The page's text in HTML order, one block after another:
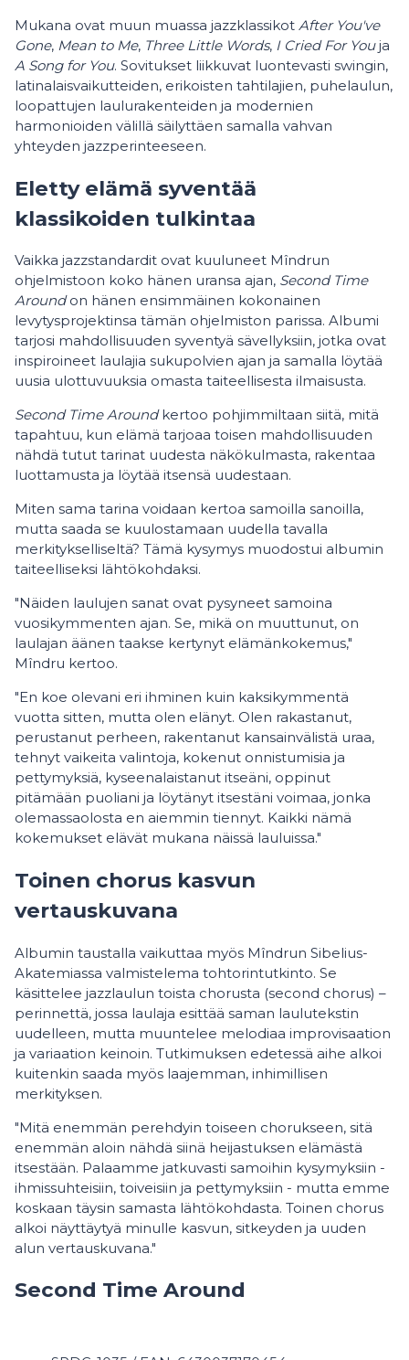
Mukana ovat muun muassa jazzklassikot After You've
Gone, Mean to Me, Three Little Words, I Cried For Youja
A Song for You. Sovitukset liikkuvat luontevasti swingin,
latinalaisvaikutteiden, erikoisten tahtilajien, puhelaulun,
loopattujen laulurakenteiden ja modernien
harmonioiden välillä säilyttäen samalla vahvan
yhteyden jazzperinteeseen.
Eletty elämä syventää
klassikoiden tulkintaa
Vaikka jazzstandardit ovat kuuluneet Mîndrun
ohjelmistoon koko hänen uransa ajan, Second Time
Aroundon hänen ensimmäinen kokonainen
levytysprojektinsa tämän ohjelmiston parissa. Albumi
tarjosi mahdollisuuden syventyä sävellyksiin, jotka ovat
inspiroineet laulajia sukupolvien ajan ja samalla löytää
uusia ulottuvuuksia omasta taiteellisesta ilmaisusta.
Second Time Aroundkertoo pohjimmiltaan siitä, mitä
tapahtuu, kun elämä tarjoaa toisen mahdollisuuden
nähdä tutut tarinat uudesta näkökulmasta, rakentaa
luottamusta ja löytää itsensä uudestaan.
Miten sama tarina voidaan kertoa samoilla sanoilla,
mutta saada se kuulostamaan uudella tavalla
merkitykselliseltä? Tämä kysymys muodostui albumin
taiteelliseksi lähtökohdaksi.
"Näiden laulujen sanat ovat pysyneet samoina
vuosikymmenten ajan. Se, mikä on muuttunut, on
laulajan äänen taakse kertynyt elämänkokemus,"
Mîndru kertoo.
"En koe olevani eri ihminen kuin kaksikymmentä
vuotta sitten, mutta olen elänyt. Olen rakastanut,
perustanut perheen, rakentanut kansainvälistä uraa,
tehnyt vaikeita valintoja, kokenut onnistumisia ja
pettymyksiä, kyseenalaistanut itseäni, oppinut
pitämään puoliani ja löytänyt itsestäni voimaa, jonka
olemassaolosta en aiemmin tiennyt. Kaikki nämä
kokemukset elävät mukana näissä lauluissa."
Toinen chorus kasvun
vertauskuvana
Albumin taustalla vaikuttaa myös Mîndrun Sibelius-
Akatemiassa valmistelema tohtorintutkinto. Se
käsittelee jazzlaulun toista chorusta (second chorus) –
perinnettä, jossa laulaja esittää saman laulutekstin
uudelleen, mutta muuntelee melodiaa improvisaation
ja variaation keinoin. Tutkimuksen edetessä aihe alkoi
kuitenkin saada myös laajemman, inhimillisen
merkityksen.
"Mitä enemmän perehdyin toiseen chorukseen, sitä
enemmän aloin nähdä siinä heijastuksen elämästä
itsestään. Palaamme jatkuvasti samoihin kysymyksiin -
ihmissuhteisiin, toiveisiin ja pettymyksiin - mutta emme
koskaan täysin samasta lähtökohdasta. Toinen chorus
alkoi näyttäytyä minulle kasvun, sitkeyden ja uuden
alun vertauskuvana."
Second Time Around